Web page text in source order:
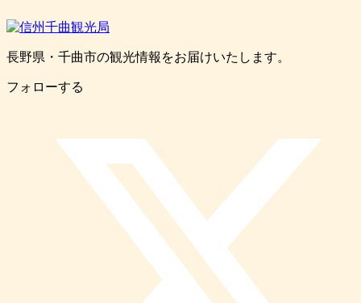
長野県・千曲市の観光情報をお届けいたします。
フォローする